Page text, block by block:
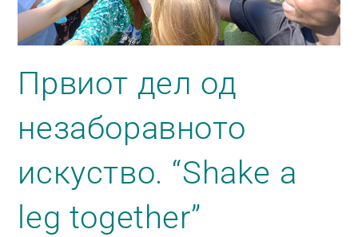
Првиот дел од
незаборавното
искуство. “Shake a
leg together”